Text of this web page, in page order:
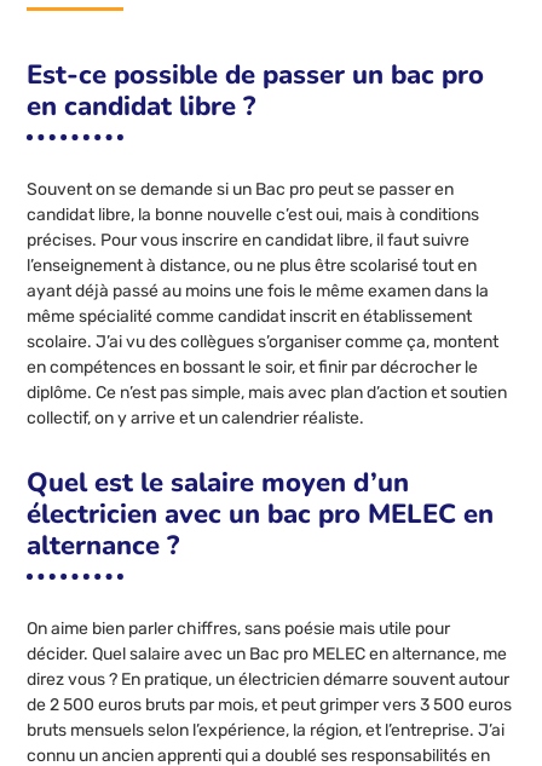
Est-ce possible de passer un bac pro
en candidat libre ?
Souvent on se demande si un Bac pro peut se passer en
candidat libre, la bonne nouvelle c’est oui, mais à conditions
précises. Pour vous inscrire en candidat libre, il faut suivre
l’enseignement à distance, ou ne plus être scolarisé tout en
ayant déjà passé au moins une fois le même examen dans la
même spécialité comme candidat inscrit en établissement
scolaire. J’ai vu des collègues s’organiser comme ça, montent
en compétences en bossant le soir, et finir par décrocher le
diplôme. Ce n’est pas simple, mais avec plan d’action et soutien
collectif, on y arrive et un calendrier réaliste.
Quel est le salaire moyen d’un
électricien avec un bac pro MELEC en
alternance ?
On aime bien parler chiffres, sans poésie mais utile pour
décider. Quel salaire avec un Bac pro MELEC en alternance, me
direz vous ? En pratique, un électricien démarre souvent autour
de 2 500 euros bruts par mois, et peut grimper vers 3 500 euros
bruts mensuels selon l’expérience, la région, et l’entreprise. J’ai
connu un ancien apprenti qui a doublé ses responsabilités en